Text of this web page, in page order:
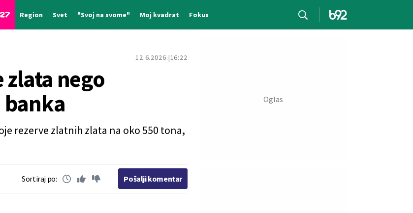
Region Svet "Svoj na svome" Moj kvadrat Fokus
12.6.2026. 16:22
zlata nego
banka
rezerve zlatnih zlata na oko 550 tona,
Sortiraj po: Pošalji komentar